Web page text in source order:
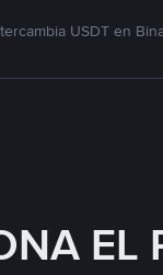
USDT en
EL